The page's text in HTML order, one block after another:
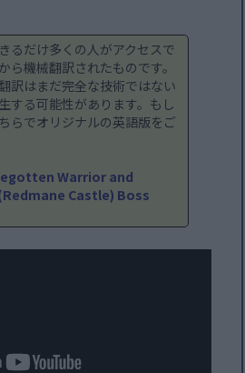
るだけ多くの人がアクセスで
ら機械翻訳されたものです。
訳はまだ完全な技術ではない
する可能性があります。もし
らでオリジナルの英語版をご
Warrior and
Castle) Boss